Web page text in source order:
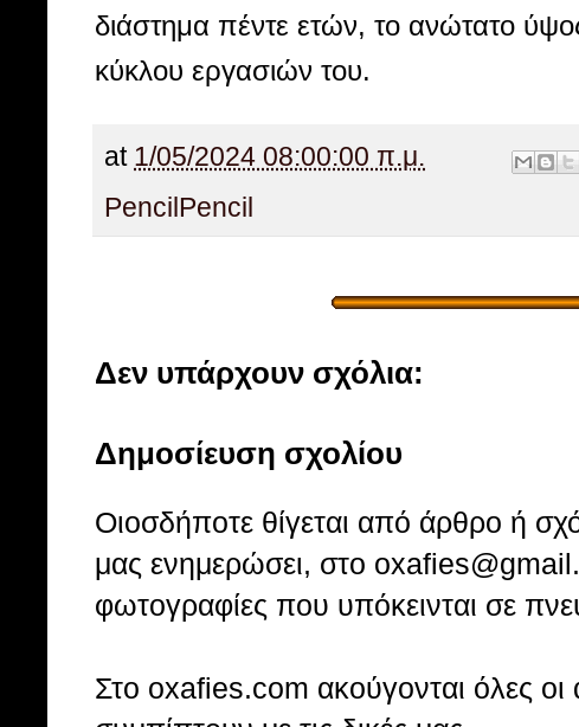
διάστημα πέντε ετών, το ανώτατο
κύκλου εργασιών του.
at 1/05/2024 08:00:00 π.μ.
Pencil Pencil
Δεν υπάρχουν σχόλια:
Δημοσίευση σχολίου
Οιοσδήποτε θίγεται από άρθρο ή
μας ενημερώσει, στο
φωτογραφίες που υπόκεινται σε
Στo oxafies.com ακούγονται όλες οι